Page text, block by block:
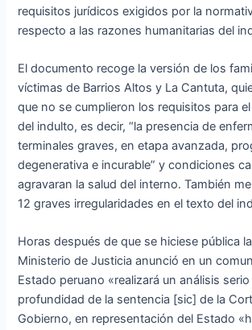
requisitos jurídicos exigidos por la
respecto a las razones humanitarias del
El documento recoge la versión de los
víctimas de Barrios Altos y La Cantuta,
que no se cumplieron los requisitos para
del indulto, es decir, “la presencia de
terminales graves, en etapa avanzada,
degenerativa e incurable” y condiciones
agravaran la salud del interno. También
12 graves irregularidades en el texto del
Horas después de que se hiciese pública
Ministerio de Justicia anunció en un
Estado peruano «realizará un análisis
profundidad de la sentencia [sic] de la
Gobierno, en representación del Estado